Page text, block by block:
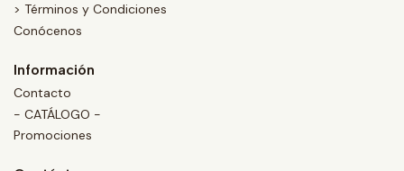
> Términos y Condiciones
Conócenos
Información
Contacto
- CATÁLOGO -
Promociones